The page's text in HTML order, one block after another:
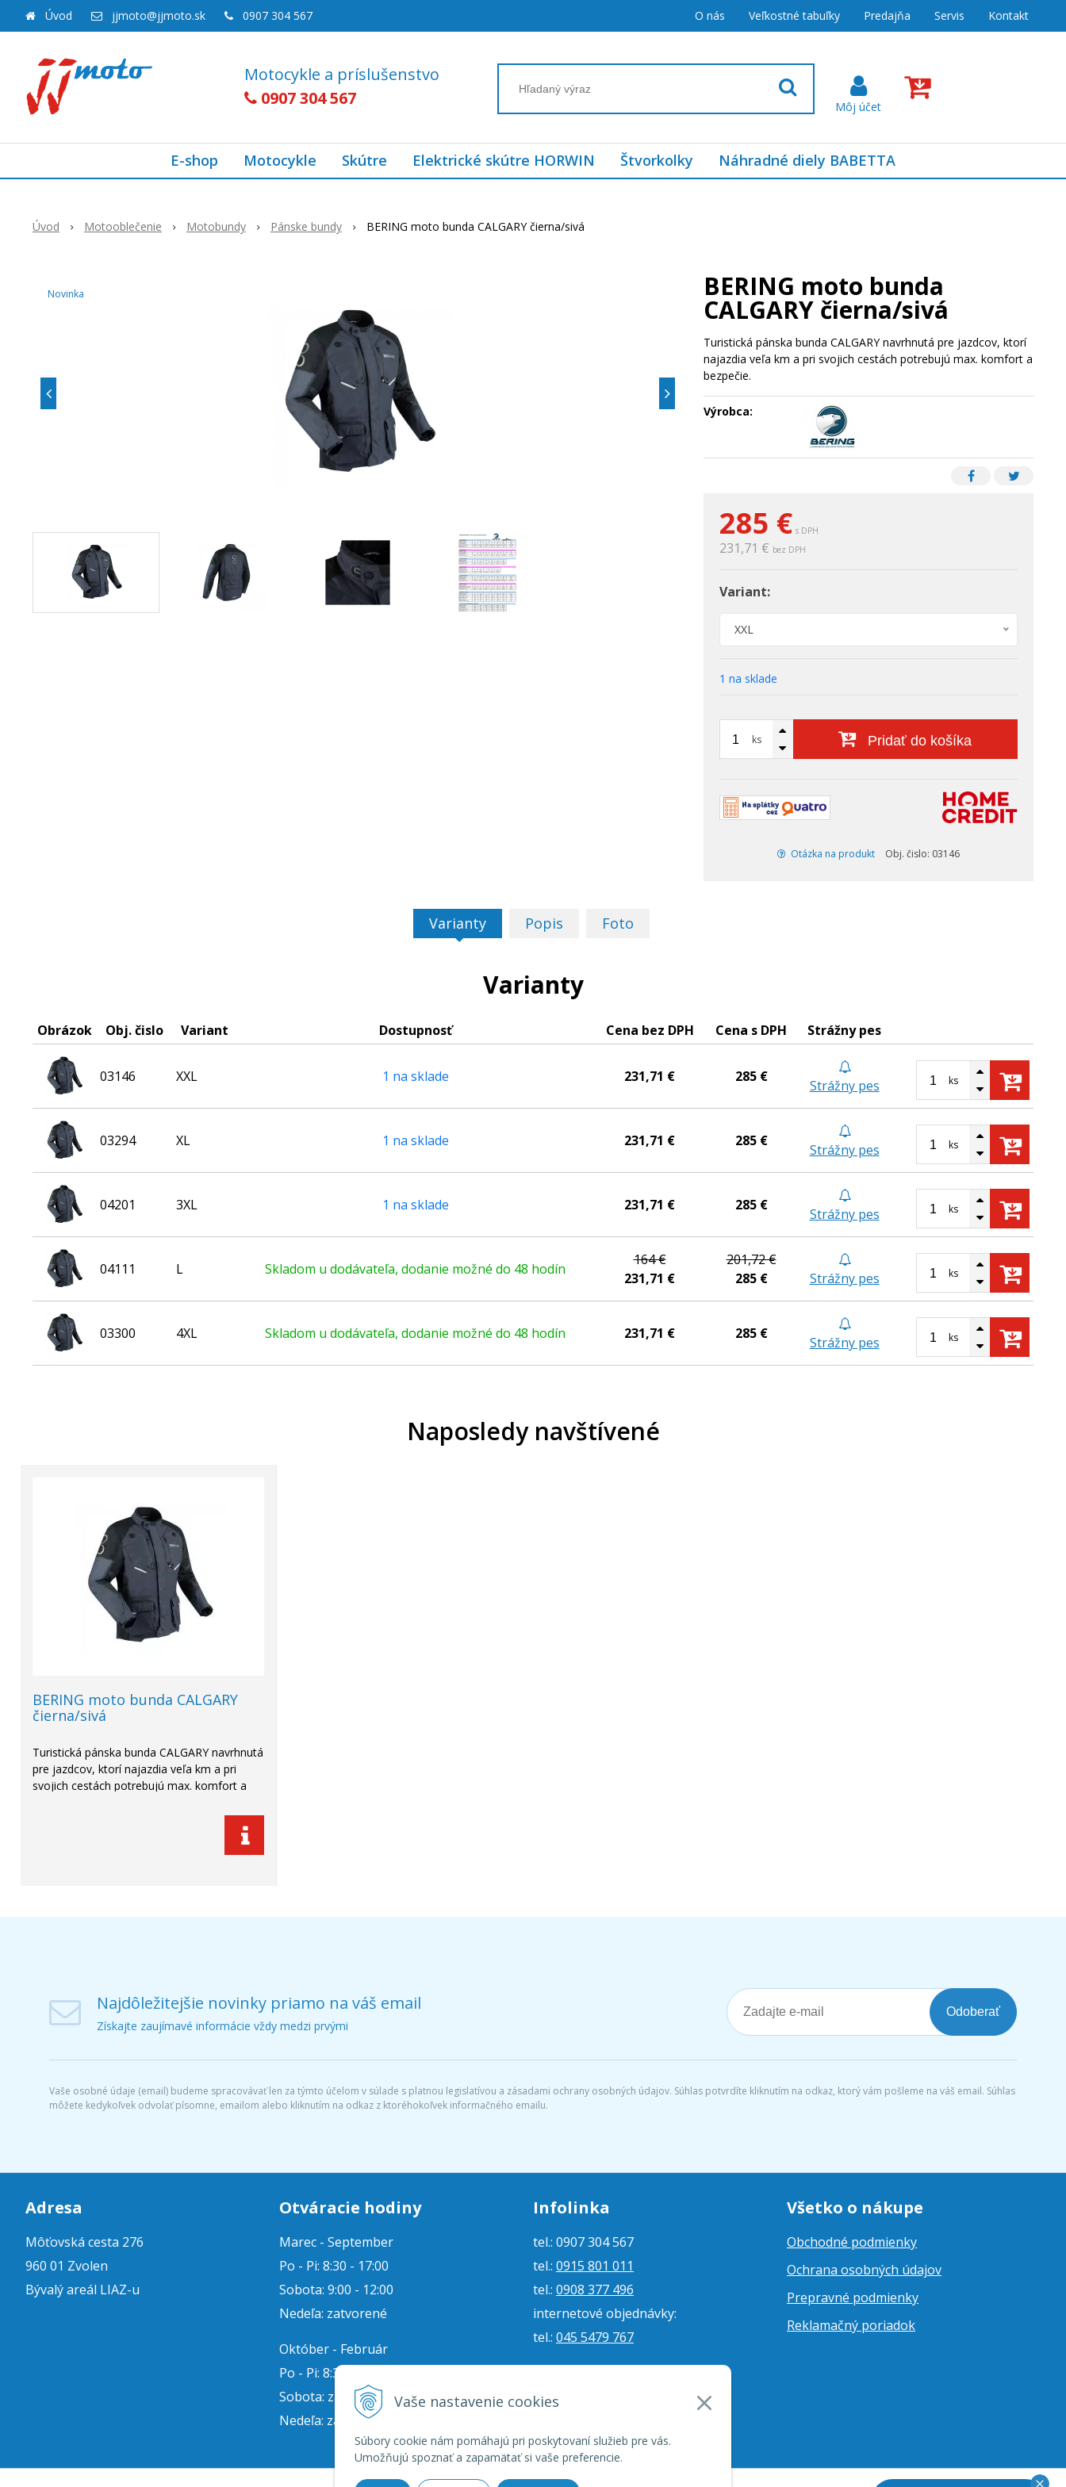
Vaše nastavenie cookies
Súbory cookie nám pomáhajú pri poskytovaní služieb pre vás.
Umožňujú spoznať a zapamätať si vaše preferencie.
Motocykle a príslušenstvo
0907 304 567
Úvod jjmoto@jjmoto.sk 0907 304 567 O nás Veľkostné tabuľky Predajňa Servis Kontakt
E-shop Motocykle Skútre Elektrické skútre HORWIN Štvorkolky Náhradné diely BABETTA
Úvod Motooblečenie Motobundy Pánske bundy BERING moto bunda CALGARY čierna/sivá
Novinka
285 € s DPH
231,71 € bez DPH
Variant:
XXL
1 na sklade
ks Pridať do košíka
Otázka na produkt Obj. čislo: 03146
BERING moto bunda
CALGARY čierna/sivá
Turistická pánska bunda CALGARY navrhnutá pre jazdcov, ktorí
najazdia veľa km a pri svojich cestách potrebujú max. komfort a
bezpečie.
Výrobca:
Varianty Popis Foto
Varianty
Obrázok Obj. čislo Variant Dostupnosť Cena bez DPH Cena s DPH Strážny pes
03146 XXL 1 na sklade 231,71 € 285 €
Strážny pes ks
03294 XL 1 na sklade 231,71 € 285 €
Strážny pes ks
04201 3XL 1 na sklade 231,71 € 285 €
Strážny pes ks
04111 L Skladom u dodávateľa, dodanie možné do 48 hodín
164 €
231,71 €
201,72 €
285 €
Strážny pes ks
03300 4XL Skladom u dodávateľa, dodanie možné do 48 hodín 231,71 € 285 €
Strážny pes ks
Naposledy navštívené
BERING moto bunda CALGARY
čierna/sivá
Turistická pánska bunda CALGARY navrhnutá
pre jazdcov, ktorí najazdia veľa km a pri
svojich cestách potrebujú max. komfort a
Najdôležitejšie novinky priamo na váš email
Získajte zaujímavé informácie vždy medzi prvými
Odoberať
Vaše osobné údaje (email) budeme spracovávať len za týmto účelom v súlade s platnou legislatívou a zásadami ochrany osobných údajov. Súhlas potvrdíte kliknutím na odkaz, ktorý vám pošleme na váš email. Súhlas
môžete kedykoľvek odvolať písomne, emailom alebo kliknutím na odkaz z ktoréhokoľvek informačného emailu.
Adresa
Môťovská cesta 276
960 01 Zvolen
Bývalý areál LIAZ-u
Otváracie hodiny
Marec - September
Po - Pi: 8:30 - 17:00
Sobota: 9:00 - 12:00
Nedeľa: zatvorené
Október - Február
Po - Pi: 8:30 - 16:00
Sobota: zatvorené
Nedeľa: zatvorené
Infolinka
tel.: 0907 304 567
tel.: 0915 801 011
tel.: 0908 377 496
internetové objednávky:
tel.: 045 5479 767
internetové objednávky:
Všetko o nákupe
Obchodné podmienky
Ochrana osobných údajov
Prepravné podmienky
Reklamačný poriadok